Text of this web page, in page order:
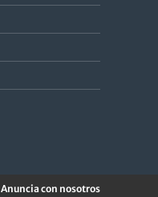
Anuncia con nosotros